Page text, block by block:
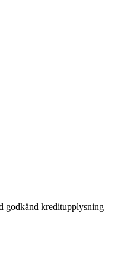
godkänd kreditupplysning